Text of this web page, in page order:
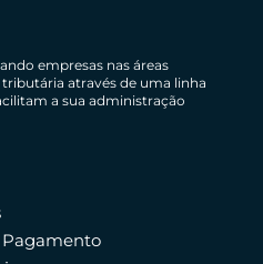
empresas nas áreas
através de uma linha
a sua administração
Pagamento